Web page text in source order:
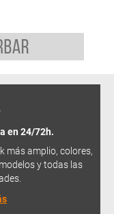
en 24/72h.
más amplio, colores,
y todas las